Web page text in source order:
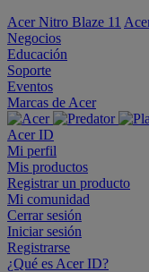
Acer Nitro Blaze 11
Negocios
Educación
Soporte
Eventos
Marcas de Acer
Acer ID
Mi perfil
Mis productos
Registrar un producto
Mi comunidad
Cerrar sesión
Iniciar sesión
Registrarse
¿Qué es Acer ID?